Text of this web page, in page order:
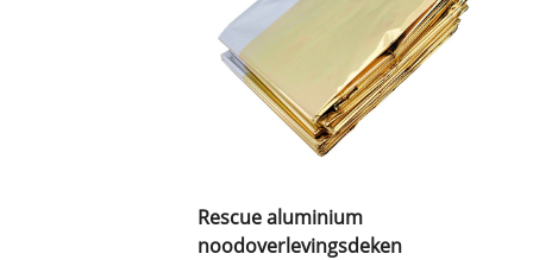
Rescue aluminium
noodoverlevingsdeken